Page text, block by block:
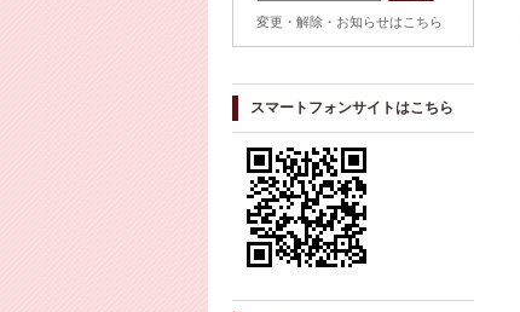
変更・解除・お知らせはこちら
スマートフォンサイトはこちら